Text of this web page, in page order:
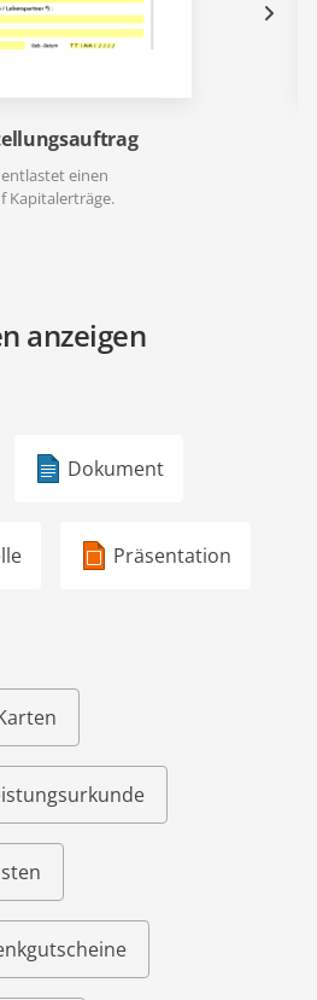
einen
Kapitalerträge.
anzeigen
Dokument
Präsentation